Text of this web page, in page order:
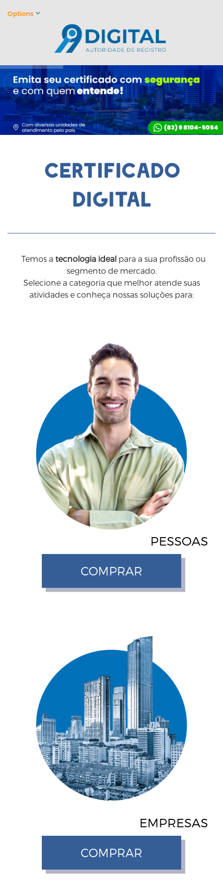
Options
certificado
digital
Temos a tecnologia ideal para a sua profissão ou
segmento de mercado.
Selecione a categoria que melhor atende suas
atividades e conheça nossas soluções para:
PESSOAS
COMPRAR
EMPRESAS
COMPRAR